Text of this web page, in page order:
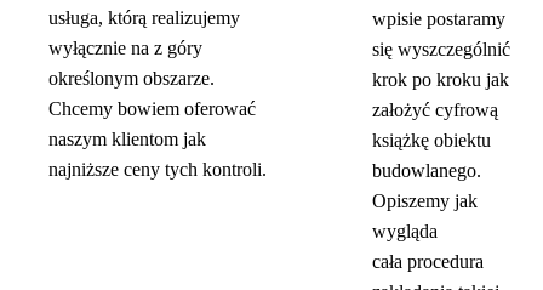
usługa, którą realizujemy
wyłącznie na z góry
określonym obszarze.
Chcemy bowiem oferować
naszym klientom jak
najniższe ceny tych kontroli.
wpisie postaramy
się wyszczególnić
krok po kroku jak
założyć cyfrową
książkę obiektu
budowlanego.
Opiszemy jak
wygląda
cała procedura